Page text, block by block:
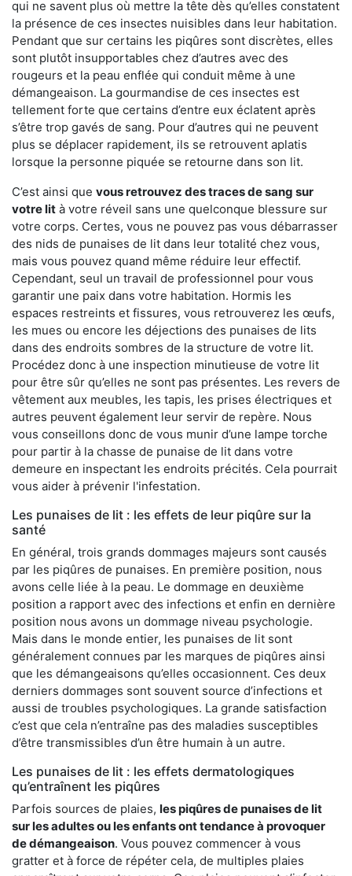
qui ne savent plus où mettre la tête dès qu’elles constatent
la présence de ces insectes nuisibles dans leur habitation.
Pendant que sur certains les piqûres sont discrètes, elles
sont plutôt insupportables chez d’autres avec des
rougeurs et la peau enflée qui conduit même à une
démangeaison. La gourmandise de ces insectes est
tellement forte que certains d’entre eux éclatent après
s’être trop gavés de sang. Pour d’autres qui ne peuvent
plus se déplacer rapidement, ils se retrouvent aplatis
lorsque la personne piquée se retourne dans son lit.
C’est ainsi que vous retrouvez des traces de sang sur
votre lit à votre réveil sans une quelconque blessure sur
votre corps. Certes, vous ne pouvez pas vous débarrasser
des nids de punaises de lit dans leur totalité chez vous,
mais vous pouvez quand même réduire leur effectif.
Cependant, seul un travail de professionnel pour vous
garantir une paix dans votre habitation. Hormis les
espaces restreints et fissures, vous retrouverez les œufs,
les mues ou encore les déjections des punaises de lits
dans des endroits sombres de la structure de votre lit.
Procédez donc à une inspection minutieuse de votre lit
pour être sûr qu’elles ne sont pas présentes. Les revers de
vêtement aux meubles, les tapis, les prises électriques et
autres peuvent également leur servir de repère. Nous
vous conseillons donc de vous munir d’une lampe torche
pour partir à la chasse de punaise de lit dans votre
demeure en inspectant les endroits précités. Cela pourrait
vous aider à prévenir l'infestation.
Les punaises de lit : les effets de leur piqûre sur la
santé
En général, trois grands dommages majeurs sont causés
par les piqûres de punaises. En première position, nous
avons celle liée à la peau. Le dommage en deuxième
position a rapport avec des infections et enfin en dernière
position nous avons un dommage niveau psychologie.
Mais dans le monde entier, les punaises de lit sont
généralement connues par les marques de piqûres ainsi
que les démangeaisons qu’elles occasionnent. Ces deux
derniers dommages sont souvent source d’infections et
aussi de troubles psychologiques. La grande satisfaction
c’est que cela n’entraîne pas des maladies susceptibles
d’être transmissibles d’un être humain à un autre.
Les punaises de lit : les effets dermatologiques
qu’entraînent les piqûres
Parfois sources de plaies, les piqûres de punaises de lit
sur les adultes ou les enfants ont tendance à provoquer
de démangeaison. Vous pouvez commencer à vous
gratter et à force de répéter cela, de multiples plaies